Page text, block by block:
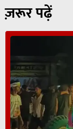
ज़रूर पढ़ें